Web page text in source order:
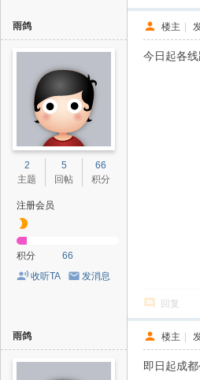
雨鸽
2
主题
5
回帖
66
积分
注册会员
积分
66
收听TA
发消息
楼主 |
今日起各线
回复
雨鸽 楼主 |
即日起成